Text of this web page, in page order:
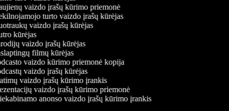
vaizdo įrašų kūrimo priemonė
turto vaizdo įrašų kūrėjas
vaizdo įrašų kūrėjas
kūrėjas
vaizdo įrašų kūrėjas
filmų kūrėjas
vaizdo kūrimo priemonė kopija
vaizdo įrašų kūrėjas
vaizdo įrašų kūrimo įrankis
vaizdo įrašų kūrimo priemonė
anonso vaizdo įrašų kūrimo įrankis